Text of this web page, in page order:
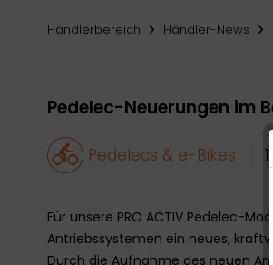
Händlerbereich Händler-News
Pedelec-Neuerungen im
Pedelecs & e-Bikes
Für unsere PRO ACTIV Pedelec-
Antriebssystemen ein neues,
Durch die Aufnahme des neuen